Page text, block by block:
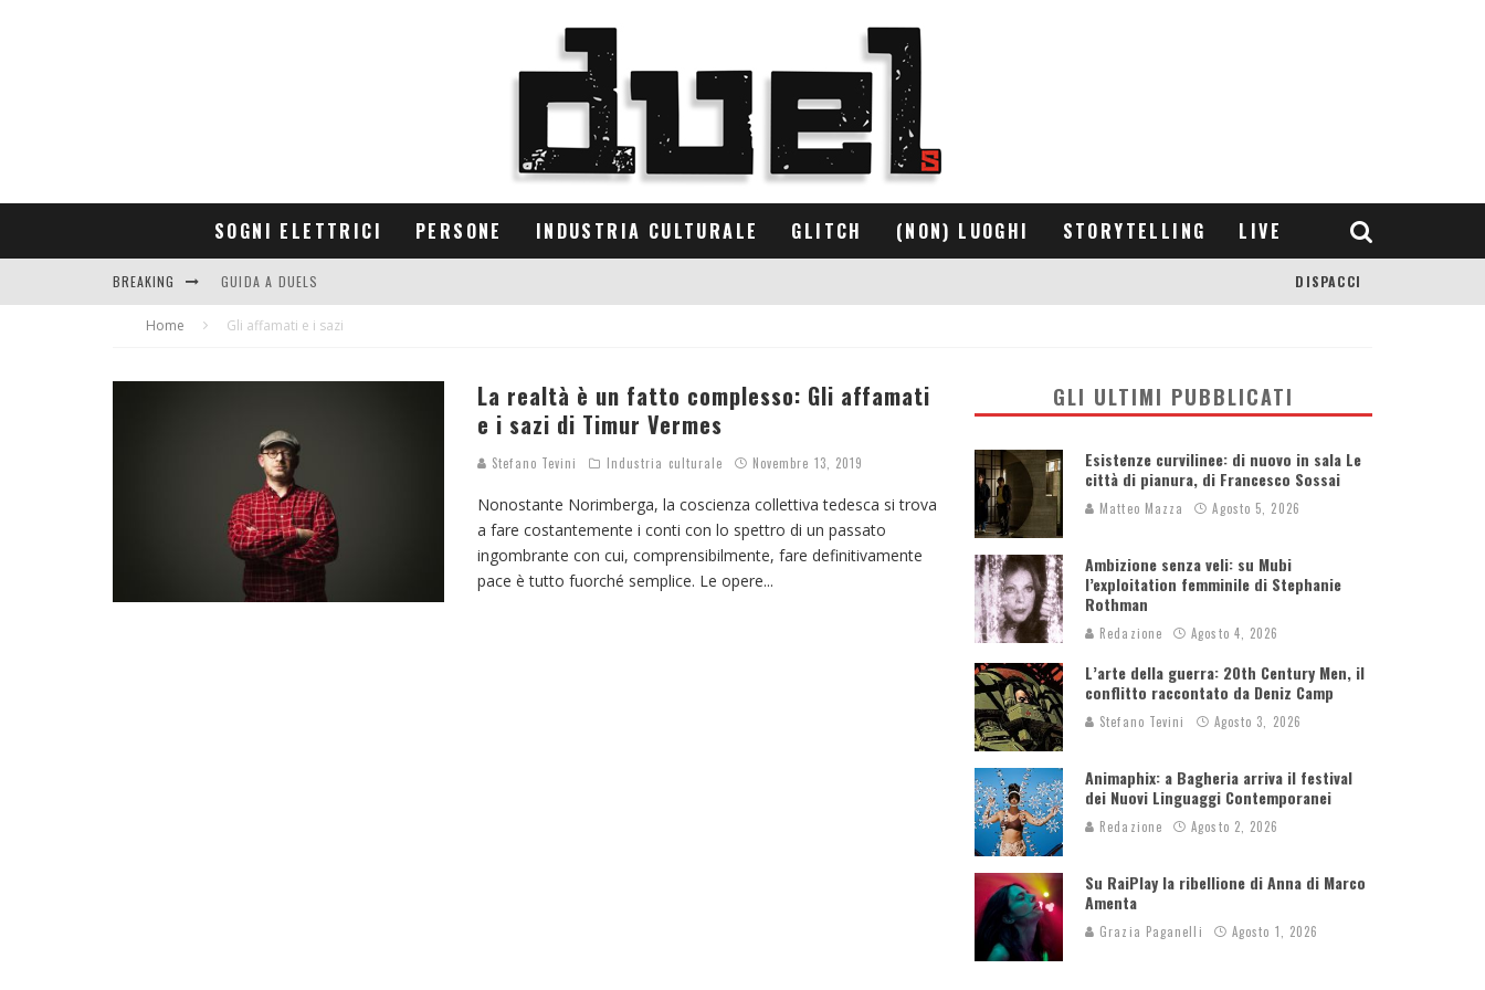
SOGNI ELETTRICI PERSONE INDUSTRIA CULTURALE GLITCH (NON) LUOGHI STORYTELLING LIVE
BREAKING GUIDA A DUELS
CONTRIBUTORS
DISPACCI
Home Gli affamati e i sazi
La realtà è un fatto complesso: Gli affamati
e i sazi di Timur Vermes
Stefano Tevini Industria culturale Novembre 13, 2019
Nonostante Norimberga, la coscienza collettiva tedesca si trova
a fare costantemente i conti con lo spettro di un passato
ingombrante con cui, comprensibilmente, fare definitivamente
pace è tutto fuorché semplice. Le opere...
GLI ULTIMI PUBBLICATI
Esistenze curvilinee: di nuovo in sala Le
città di pianura, di Francesco Sossai
Matteo Mazza Agosto 5, 2026
Ambizione senza veli: su Mubi
l’exploitation femminile di Stephanie
Rothman
Redazione Agosto 4, 2026
L’arte della guerra: 20th Century Men, il
conflitto raccontato da Deniz Camp
Stefano Tevini Agosto 3, 2026
Animaphix: a Bagheria arriva il festival
dei Nuovi Linguaggi Contemporanei
Redazione Agosto 2, 2026
Su RaiPlay la ribellione di Anna di Marco
Amenta
Grazia Paganelli Agosto 1, 2026